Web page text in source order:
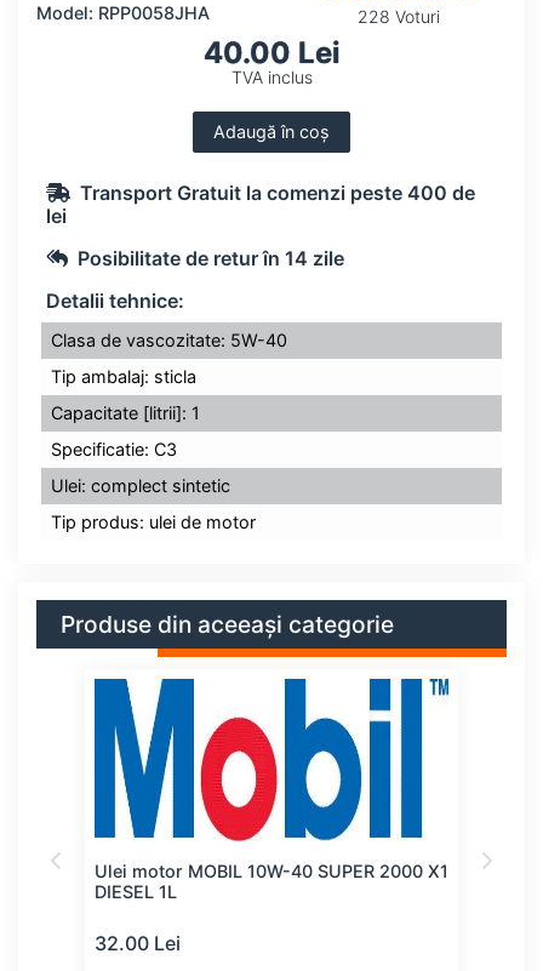
Model: RPP0058JHA
228 Voturi
40.00 Lei
TVA inclus
Adaugă în coș
Transport Gratuit la comenzi peste 400 de
lei
Posibilitate de retur în 14 zile
Detalii tehnice:
Clasa de vascozitate: 5W-40
Tip ambalaj: sticla
Capacitate [litrii]: 1
Specificatie: C3
Ulei: complect sintetic
Tip produs: ulei de motor
Produse din aceeași categorie
Ulei motor MOBIL 10W-40 SUPER 2000 X1
DIESEL 1L
32.00 Lei